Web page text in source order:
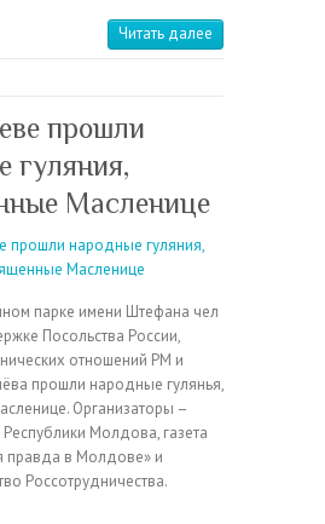
Читать далее
прошли
гуляния,
Масленице
парке имени Штефана чел
Посольства России,
отношений РМ и
прошли народные гулянья,
Организаторы –
Молдова, газета
правда в Молдове» и
Россотрудничества.